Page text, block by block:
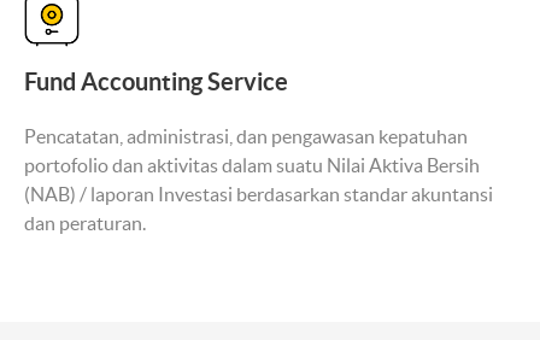
Fund Accounting Service
Pencatatan, administrasi, dan pengawasan kepatuhan
portofolio dan aktivitas dalam suatu Nilai Aktiva Bersih
(NAB) / laporan Investasi berdasarkan standar akuntansi
dan peraturan.